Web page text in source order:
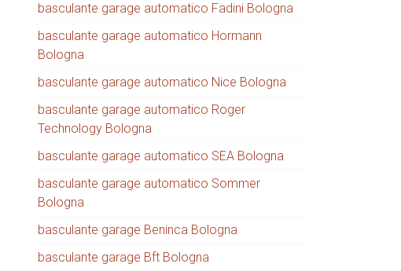
basculante garage automatico Fadini Bologna
basculante garage automatico Hormann
Bologna
basculante garage automatico Nice Bologna
basculante garage automatico Roger
Technology Bologna
basculante garage automatico SEA Bologna
basculante garage automatico Sommer
Bologna
basculante garage Beninca Bologna
basculante garage Bft Bologna